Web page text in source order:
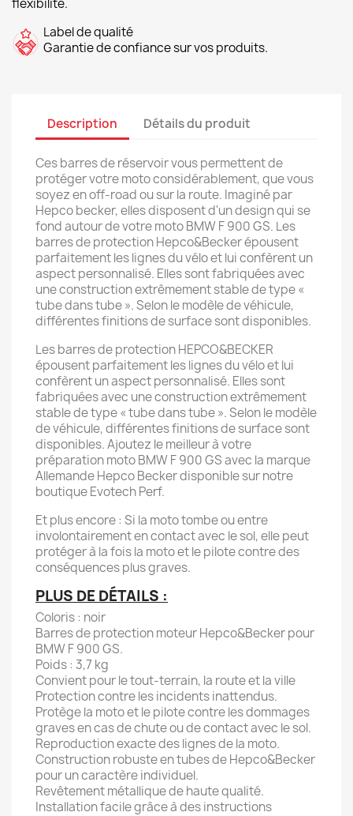
flexibilité.
Label de qualité
Garantie de confiance sur vos produits.
Description Détails du produit
Ces barres de réservoir vous permettent de
protéger votre moto considérablement, que vous
soyez en off-road ou sur la route. Imaginé par
Hepco becker, elles disposent d'un design qui se
fond autour de votre moto BMW F 900 GS. Les
barres de protection Hepco&Becker épousent
parfaitement les lignes du vélo et lui confèrent un
aspect personnalisé. Elles sont fabriquées avec
une construction extrêmement stable de type «
tube dans tube ». Selon le modèle de véhicule,
différentes finitions de surface sont disponibles.
Les barres de protection HEPCO&BECKER
épousent parfaitement les lignes du vélo et lui
confèrent un aspect personnalisé. Elles sont
fabriquées avec une construction extrêmement
stable de type « tube dans tube ». Selon le modèle
de véhicule, différentes finitions de surface sont
disponibles. Ajoutez le meilleur à votre
préparation moto BMW F 900 GS avec la marque
Allemande Hepco Becker disponible sur notre
boutique Evotech Perf.
Et plus encore : Si la moto tombe ou entre
involontairement en contact avec le sol, elle peut
protéger à la fois la moto et le pilote contre des
conséquences plus graves.
PLUS DE DÉTAILS :
Coloris : noir
Barres de protection moteur Hepco&Becker pour
BMW F 900 GS.
Poids : 3,7 kg
Convient pour le tout-terrain, la route et la ville
Protection contre les incidents inattendus.
Protège la moto et le pilote contre les dommages
graves en cas de chute ou de contact avec le sol.
Reproduction exacte des lignes de la moto.
Construction robuste en tubes de Hepco&Becker
pour un caractère individuel.
Revêtement métallique de haute qualité.
Installation facile grâce à des instructions